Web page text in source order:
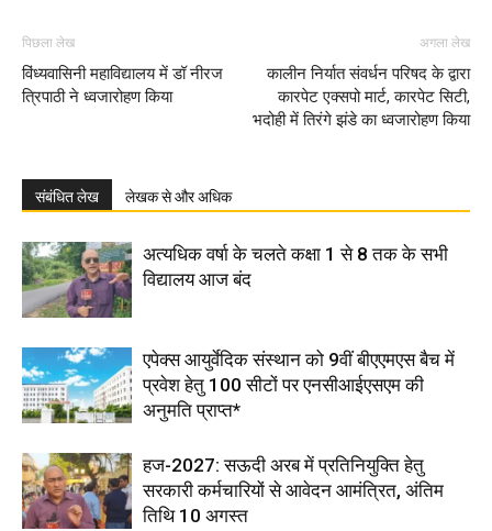
पिछला लेख
विंध्यवासिनी महाविद्यालय में डॉ नीरज
त्रिपाठी ने ध्वजारोहण किया
अगला लेख
कालीन निर्यात संवर्धन परिषद के द्वारा
कारपेट एक्सपो मार्ट, कारपेट सिटी,
भदोही में तिरंगे झंडे का ध्वजारोहण किया
संबंधित लेख लेखक से और अधिक
अत्यधिक वर्षा के चलते कक्षा 1 से 8 तक के सभी
विद्यालय आज बंद
एपेक्स आयुर्वेदिक संस्थान को 9वीं बीएएमएस बैच में
प्रवेश हेतु 100 सीटों पर एनसीआईएसएम की
अनुमति प्राप्त*
हज-2027: सऊदी अरब में प्रतिनियुक्ति हेतु
सरकारी कर्मचारियों से आवेदन आमंत्रित, अंतिम
तिथि 10 अगस्त